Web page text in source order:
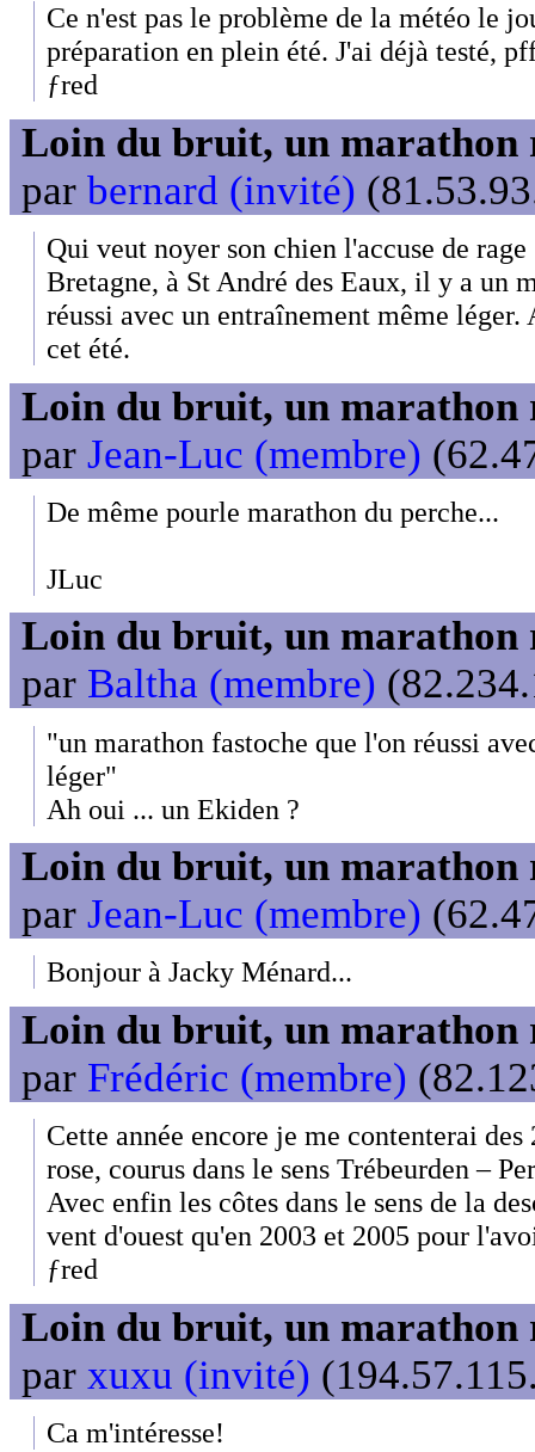
Ce n'est pas le problème de la météo le
préparation en plein été. J'ai déjà testé,
ƒred
Loin du bruit, un marathon
par bernard (invité)
Qui veut noyer son chien l'accuse de
Bretagne, à St André des Eaux, il y a un
réussi avec un entraînement même
cet été.
Loin du bruit, un marathon
par Jean-Luc (membre)
De même pourle marathon du perche...
JLuc
Loin du bruit, un marathon
par Baltha (membre)
"un marathon fastoche que l'on réussi
léger"
Ah oui ... un Ekiden ?
Loin du bruit, un marathon
par Jean-Luc (membre)
Bonjour à Jacky Ménard...
Loin du bruit, un marathon
par Frédéric (membre)
Cette année encore je me contenterai
rose, courus dans le sens Trébeurden –
Avec enfin les côtes dans le sens de la
vent d'ouest qu'en 2003 et 2005 pour
ƒred
Loin du bruit, un marathon
par xuxu (invité)
Ca m'intéresse!